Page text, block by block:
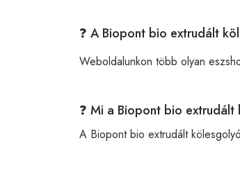
❓ A Biopont bio extrudált
Weboldalunkon több olyan
❓ Mi a Biopont bio
A Biopont bio extrudált